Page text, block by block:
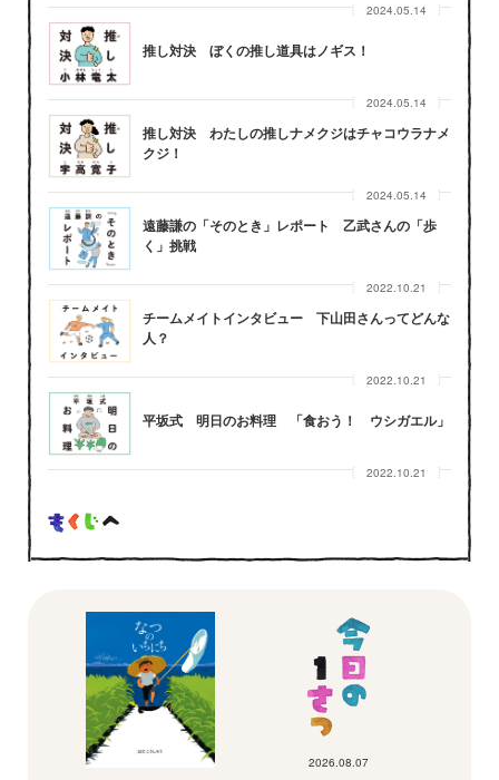
2024.05.14
推し対決 ぼくの推し道具はノギス！
2024.05.14
推し対決 わたしの推しナメクジはチャコウラナメ
クジ！
2024.05.14
遠藤謙の「そのとき」レポート 乙武さんの「歩
く」挑戦
2022.10.21
チームメイトインタビュー 下山田さんってどんな
人？
2022.10.21
平坂式 明日のお料理 「食おう！ ウシガエル」
2022.10.21
2026.08.07